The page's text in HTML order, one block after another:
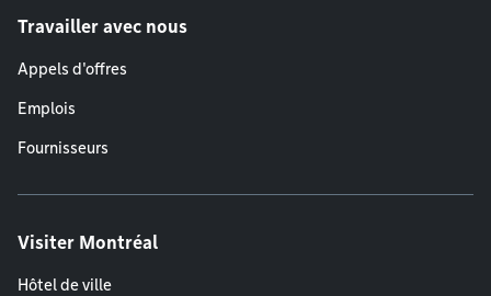
Travailler avec nous
Appels d'offres
Emplois
Fournisseurs
Visiter Montréal
Hôtel de ville